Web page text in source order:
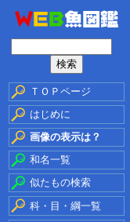
ＴＯＰページ
はじめに
画像の表示は？
和名一覧
似たもの検索
科・目・綱一覧